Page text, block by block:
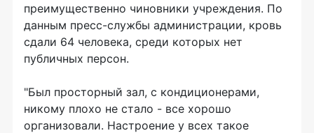
преимущественно чиновники учреждения. По
данным пресс-службы администрации, кровь
сдали 64 человека, среди которых нет
публичных персон.
"Был просторный зал, с кондиционерами,
никому плохо не стало - все хорошо
организовали. Настроение у всех такое